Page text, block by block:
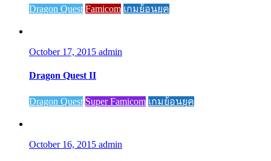
Dragon Quest Famicom เกมย้อนยุค
October 17, 2015 admin
Dragon Quest II
Dragon Quest Super Famicom เกมย้อนยุค
October 16, 2015 admin